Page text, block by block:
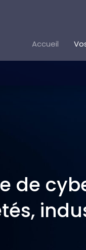
Accueil
de